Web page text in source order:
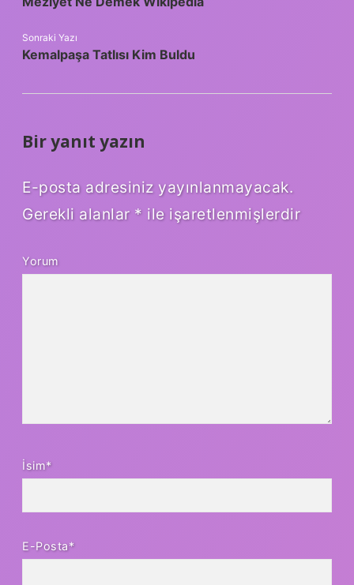
Sonraki Yazı
Kemalpaşa Tatlısı Kim Buldu
Bir yanıt yazın
E-posta adresiniz yayınlanmayacak.
Gerekli alanlar * ile işaretlenmişlerdir
Yorum
İsim*
E-Posta*